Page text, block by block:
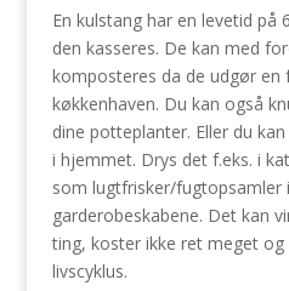
En kulstang har en levetid på
den kasseres. De kan med
komposteres da de udgør en
køkkenhaven. Du kan også
dine potteplanter. Eller du
i hjemmet. Drys det f.eks. i
som lugtfrisker/fugtopsamler
garderobeskabene. Det kan
ting, koster ikke ret meget
livscyklus.